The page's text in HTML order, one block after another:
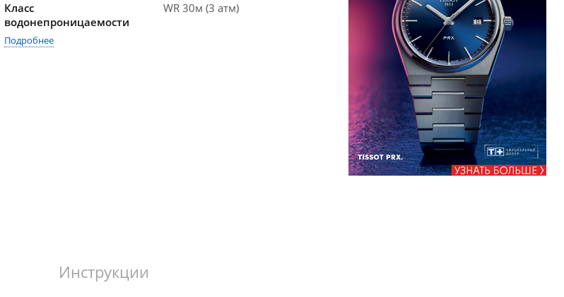
Класс
водонепроницаемости
WR 30м (3 атм)
Подробнее
Инструкции